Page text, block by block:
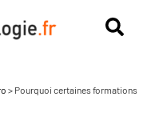
> Pourquoi certaines formations